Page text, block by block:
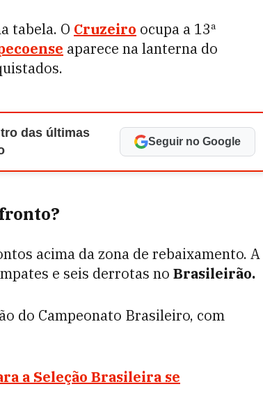
tabela. O Cruzeiro ocupa a 13ª
aparece na lanterna do
das últimas
Seguir no Google
acima da zona de rebaixamento. A
e seis derrotas no Brasileirão.
do Campeonato Brasileiro, com
a Seleção Brasileira se